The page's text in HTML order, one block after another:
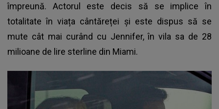
împreună. Actorul este decis să se implice în
totalitate în viața cântăreței și este dispus să se
mute cât mai curând cu Jennifer, în vila sa de 28
milioane de lire sterline din Miami.